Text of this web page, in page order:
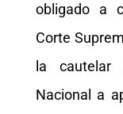
obligado a
Corte
la
Nacional a